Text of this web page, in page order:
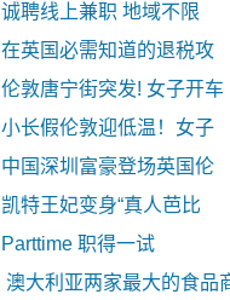
诚聘线上兼职 地域不限
在英国必需知道的退税攻
伦敦唐宁街突发! 女子开车
小长假伦敦迎低温！女子
中国深圳富豪登场英国伦
凯特王妃变身“真人芭比
Parttime 职得一试
澳大利亚两家最大的食品